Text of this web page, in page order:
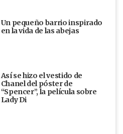
Un pequeño barrio inspirado
en la vida de las abejas
Así se hizo el vestido de
Chanel del póster de
“Spencer”, la película sobre
Lady Di